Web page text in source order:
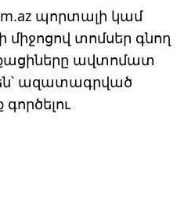
պորտալի կամ
միջոցով տոմսեր գնող
ավտոմատ
ազատագրված